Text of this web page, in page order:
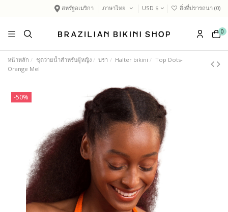
สหรัฐอเมริกา ภาษาไทย USD $ สิ่งที่ปรารถนา (0)
0
หน้าหลัก ชุดว่ายน้ำสำหรับผู้หญิง บรา Halter bikini
Top Dots-
Orange Mel
-50%